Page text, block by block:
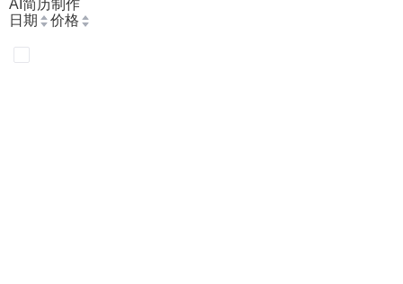
AI简历制作
日期
价格